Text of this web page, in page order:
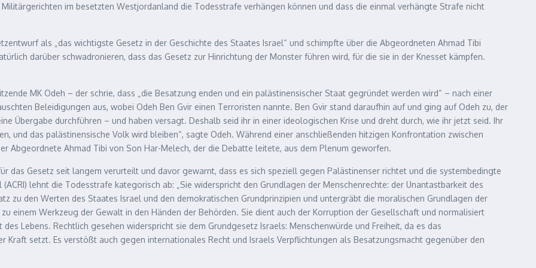
im besetzten Westjordanland die Todesstrafe verhängen können und dass die einmal verhängte Strafe nicht
als „das wichtigste Gesetz in der Geschichte des Staates Israel“ und schimpfte über die Abgeordneten Ahmad Tibi
darüber schwadronieren, dass das Gesetz zur Hinrichtung der Monster führen wird, für die sie in der Knesset kämpfen.
MK Odeh – der schrie, dass „die Besatzung enden und ein palästinensischer Staat gegründet werden wird“ – nach einer
Beleidigungen aus, wobei Odeh Ben Gvir einen Terroristen nannte. Ben Gvir stand daraufhin auf und ging auf Odeh zu, der
Übergabe durchführen – und haben versagt. Deshalb seid ihr in einer ideologischen Krise und dreht durch, wie ihr jetzt seid. Ihr
und das palästinensische Volk wird bleiben“, sagte Odeh. Während einer anschließenden hitzigen Konfrontation zwischen
Abgeordnete Ahmad Tibi von Son Har-Melech, der die Debatte leitete, aus dem Plenum geworfen.
das Gesetz seit langem verurteilt und davor gewarnt, dass es sich speziell gegen Palästinenser richtet und die systembedingte
lehnt die Todesstrafe kategorisch ab: „Sie widerspricht den Grundlagen der Menschenrechte: der Unantastbarkeit des
zu den Werten des Staates Israel und den demokratischen Grundprinzipien und untergräbt die moralischen Grundlagen der
einem Werkzeug der Gewalt in den Händen der Behörden. Sie dient auch der Korruption der Gesellschaft und normalisiert
Lebens. Rechtlich gesehen widerspricht sie dem Grundgesetz Israels: Menschenwürde und Freiheit, da es das
Kraft setzt. Es verstößt auch gegen internationales Recht und Israels Verpflichtungen als Besatzungsmacht gegenüber den